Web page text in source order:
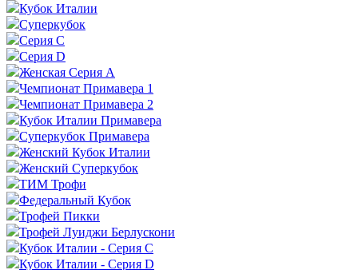
Кубок Италии
Суперкубок
Серия C
Серия D
Женская Серия А
Чемпионат Примавера 1
Чемпионат Примавера 2
Кубок Италии Примавера
Суперкубок Примавера
Женский Кубок Италии
Женский Суперкубок
ТИМ Трофи
Федеральный Кубок
Трофей Пикки
Трофей Луиджи Берлускони
Кубок Италии - Серия C
Кубок Италии - Серия D